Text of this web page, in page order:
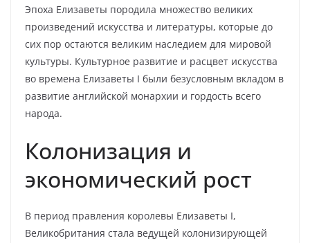
Эпоха Елизаветы породила множество великих
произведений искусства и литературы, которые до
сих пор остаются великим наследием для мировой
культуры. Культурное развитие и расцвет искусства
во времена Елизаветы I были безусловным вкладом в
развитие английской монархии и гордость всего
народа.
Колонизация и
экономический рост
В период правления королевы Елизаветы I,
Великобритания стала ведущей колонизирующей